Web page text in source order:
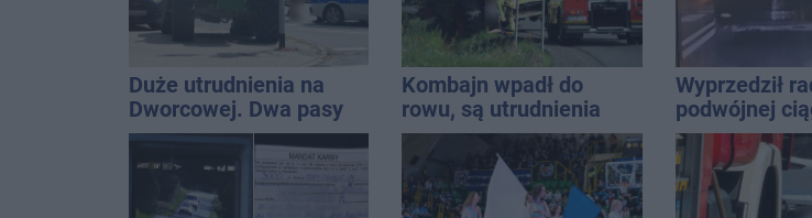
Duże utrudnienia na
Dworcowej. Dwa pasy
blokowała przyczepa od
ciągnika
Kombajn wpadł do
rowu, są utrudnienia
Wyprzedził
podwójnej
przed pasami